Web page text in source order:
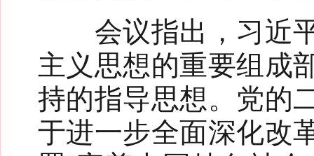
会议指出，习近平
主义思想的重要组成
持的指导思想。党的
于进一步全面深化改